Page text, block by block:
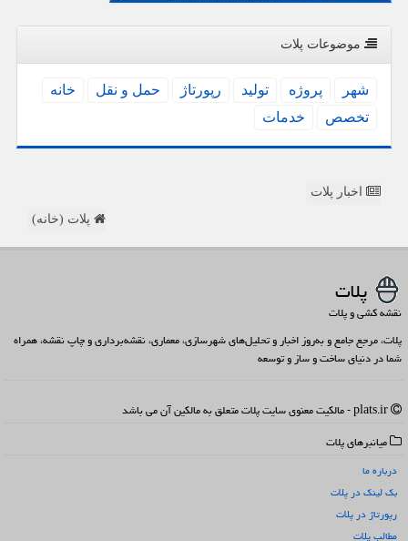
موضوعات پلات
شهر پروژه تولید رپورتاژ حمل و نقل
خانه
تخصص
خدمات
اخبار پلات
پلات (خانه)
پلات
نقشه کشی و پلات
پلات، مرجع جامع و به‌روز اخبار و تحلیل‌های شهرسازی، معماری، نقشه‌برداری و چاپ نقشه، همراه
شما در دنیای ساخت و ساز و توسعه
میانبرهای پلات
درباره ما
بک لینک در پلات
رپورتاژ در پلات
مطالب پلات